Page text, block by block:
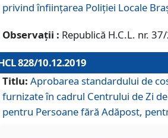
privind înființarea Poliției Locale
Observații : Republică H.C.L. nr.
828/10.12.2019
Titlu: Aprobarea standardului de
furnizate în cadrul Centrului de Zi
pentru Persoane fără Adăpost,